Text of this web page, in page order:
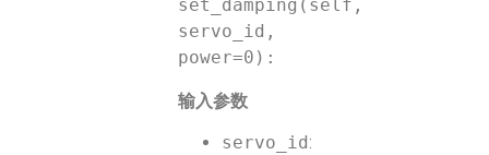
set_damping(self,
servo_id,
输入参数
servo_id: